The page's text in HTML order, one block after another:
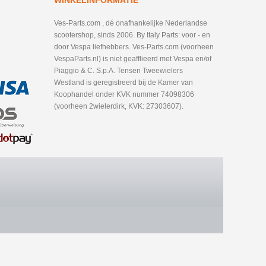
Ves-Parts.com , dé onafhankelijke Nederlandse
scootershop, sinds 2006. By Italy Parts: voor - en
door Vespa liefhebbers. Ves-Parts.com (voorheen
VespaParts.nl) is niet geafflieerd met Vespa en/of
Piaggio & C. S.p.A. Tensen Tweewielers
Westland is geregistreerd bij de Kamer van
Koophandel onder KVK nummer 74098306
(voorheen 2wielerdirk, KVK: 27303607).